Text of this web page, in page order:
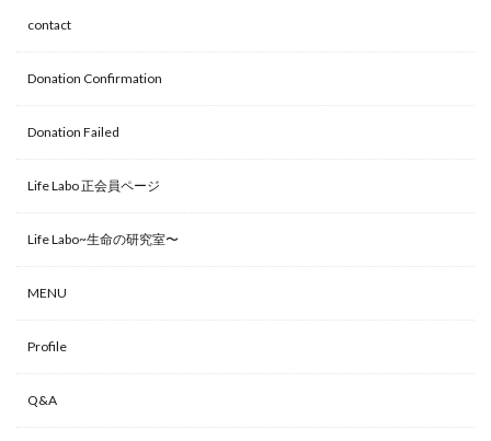
contact
Donation Confirmation
Donation Failed
Life Labo 正会員ページ
Life Labo~生命の研究室〜
MENU
Profile
Q&A